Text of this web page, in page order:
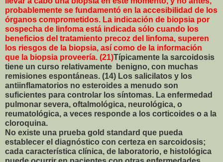
probablemente se fundamentó en la accesibilidad de los
órganos comprometidos. La indicación de biopsia por
sospecha de linfoma está indicada sólo cuando los
beneficios del tratamiento precoz del linfoma, superen
los riesgos de la biopsia, así como de la información
que la biopsia proveería. (21)Típicamente la sarcoidosis
tiene un curso relativamente benigno, con muchas
remisiones espontáneas. (14) Los salicilatos y los
antiinflamatorios no esteroides a menudo son
suficientes para controlar los síntomas. La enfermedad
pulmonar severa, oftalmológica, neurológica, o
reumatológica, a veces responde a los corticoides o a la
cloroquina.
No existe una prueba gold standard que pueda
establecer el diagnóstico con certeza en sarcoidosis;
cada característica clínica, de laboratorio, e histológica